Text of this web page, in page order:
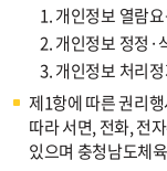
1.개인정보 열람
2.개인정보 정정·
3.개인정보 처리
제1항에 따른 권리
따라 서면, 전화, 전
있으며 충청남도체